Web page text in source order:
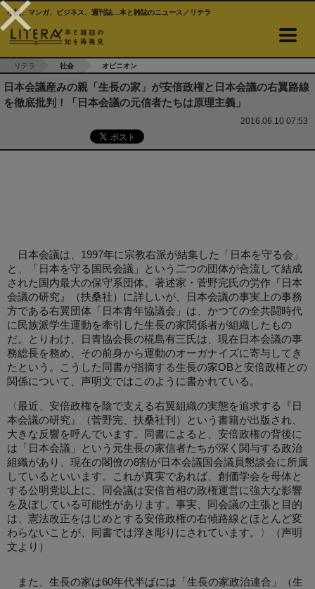
小説、マンガ、ビジネス、週刊誌…本と雑誌のニュース／リテラ
リテラ 社会 オピニオン
日本会議産みの親「生長の家」が安倍政権と日本会議の右翼路線
を徹底批判！「日本会議の元信者たちは原理主義」
2016.06.10 07:53
日本会議は、1997年に宗教右派が結集した「日本を守る会」
と、「日本を守る国民会議」という二つの団体が合流して結成
された国内最大の保守系団体。著述家・菅野完氏の労作『日本
会議の研究』（扶桑社）に詳しいが、日本会議の事実上の事務
方である右翼団体「日本青年協議会」は、かつての全共闘時代
に民族派学生運動を牽引した生長の家関係者が組織したもの
だ。とりわけ、日青協会長の椛島有三氏は、現在日本会議の事
務総長を務め、その前身から運動のオーガナイズに寄与してき
たという。こうした同書が指摘する生長の家OBと安倍政権との
関係について、声明文ではこのように書かれている。
〈最近、安倍政権を陰で支える右翼組織の実態を追求する『日
本会議の研究』（菅野完、扶桑社刊）という書籍が出版され、
大きな反響を呼んでいます。同書によると、安倍政権の背後に
は「日本会議」という元生長の家信者たちが深く関与する政治
組織があり、現在の閣僚の8割が日本会議国会議員懇談会に所属
しているといいます。これが真実であれば、創価学会を母体と
する公明党以上に、同会議は安倍首相の政権運営に強大な影響
を及ぼしている可能性があります。事実、同会議の主張と目的
は、憲法改正をはじめとする安倍政権の右傾路線とほとんど変
わらないことが、同書では浮き彫りにされています。〉（声明
文より）
また、生長の家は60年代半ばには「生長の家政治連合」（生